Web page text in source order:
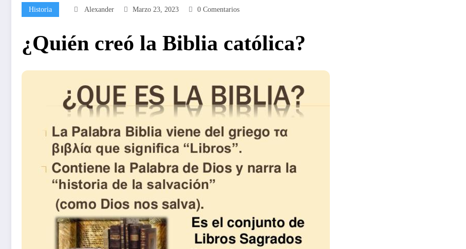
Historia Alexander Marzo 23, 2023 0 Comentarios
¿Quién creó la Biblia católica?